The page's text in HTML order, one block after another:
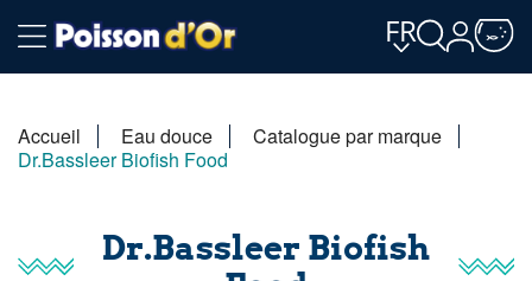
FR
Accueil Eau douce
Catalogue par marque
Dr.Bassleer Biofish Food
Dr.Bassleer Biofish